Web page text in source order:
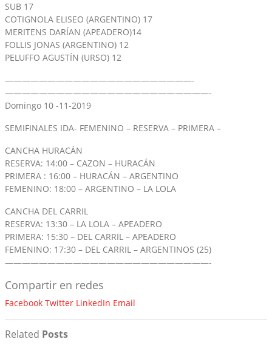
SUB 17
COTIGNOLA ELISEO (ARGENTINO) 17
MERITENS DARÍAN (APEADERO)14
FOLLIS JONAS (ARGENTINO) 12
PELUFFO AGUSTÍN (URSO) 12
——————————————————————-
————————————————————————-
Domingo 10 -11-2019
SEMIFINALES IDA- FEMENINO – RESERVA – PRIMERA –
CANCHA HURACÁN
RESERVA: 14:00 – CAZON – HURACÁN
PRIMERA : 16:00 – HURACÁN – ARGENTINO
FEMENINO: 18:00 – ARGENTINO – LA LOLA
CANCHA DEL CARRIL
RESERVA: 13:30 – LA LOLA – APEADERO
PRIMERA: 15:30 – DEL CARRIL – APEADERO
FEMENINO: 17:30 – DEL CARRIL – ARGENTINOS (25)
————————————————————————-
Compartir en redes
Facebook Twitter LinkedIn Email
Related Posts